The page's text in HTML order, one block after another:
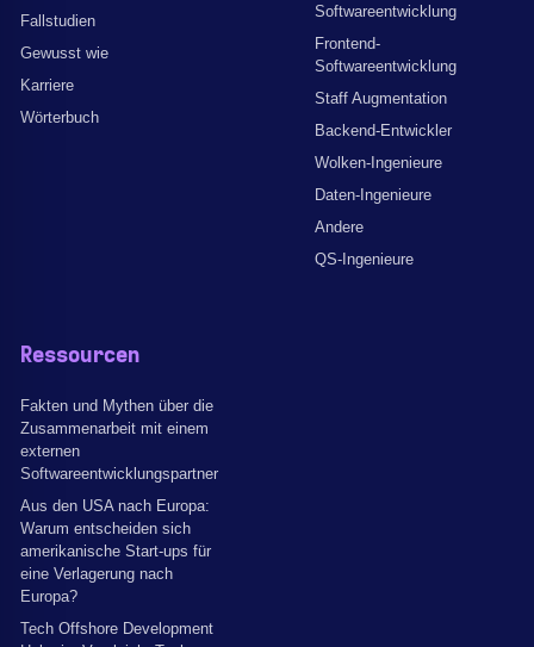
Fallstudien
Gewusst wie
Karriere
Wörterbuch
Softwareentwicklung
Frontend-
Softwareentwicklung
Staff Augmentation
Backend-Entwickler
Wolken-Ingenieure
Daten-Ingenieure
Andere
QS-Ingenieure
Ressourcen
Fakten und Mythen über die
Zusammenarbeit mit einem
externen
Softwareentwicklungspartner
Aus den USA nach Europa:
Warum entscheiden sich
amerikanische Start-ups für
eine Verlagerung nach
Europa?
Tech Offshore Development